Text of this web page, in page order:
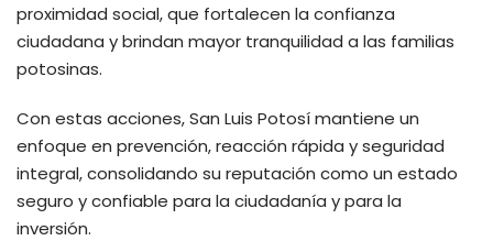
proximidad social, que fortalecen la confianza
ciudadana y brindan mayor tranquilidad a las familias
potosinas.
Con estas acciones, San Luis Potosí mantiene un
enfoque en prevención, reacción rápida y seguridad
integral, consolidando su reputación como un estado
seguro y confiable para la ciudadanía y para la
inversión.